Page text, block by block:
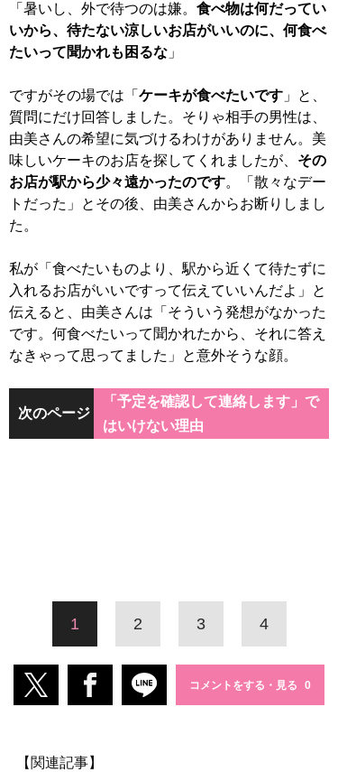
「暑いし、外で待つのは嫌。 食べ物は何だってい
いから、待たない涼しいお店がいいのに、何食べ
たいって聞かれも困るな 」
ですがその場では「 ケーキが食べたいです 」と、
質問にだけ回答しました。そりゃ相手の男性は、
由美さんの希望に気づけるわけがありません。美
味しいケーキのお店を探してくれましたが、 その
お店が駅から少々遠かったのです。「散々なデー
トだった」とその後、由美さんからお断りしまし
た。
私が「食べたいものより、駅から近くて待たずに
入れるお店がいいですって伝えていいんだよ」と
伝えると、由美さんは「そういう発想がなかった
です。何食べたいって聞かれたから、それに答え
なきゃって思ってました」と意外そうな顔。
次のページ
「予定を確認して連絡します」で
はいけない理由
1 2 3 4
コメントをする・見る
【関連記事】